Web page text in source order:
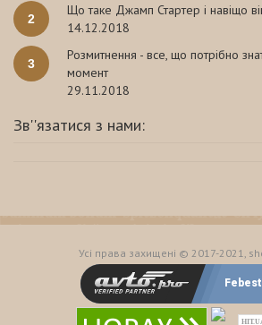
2
Що таке Джамп Стартер і навіщо
14.12.2018
3
Розмитнення - все, що потрібно
момент
29.11.2018
Зв''язатися з нами:
Усі права захищені © 2017-2021,